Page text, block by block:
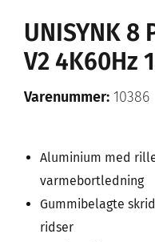
UNISYNK 8
V2 4K60Hz
Varenummer: 10386
Aluminium med
varmebortledning
Gummibelagte
ridser